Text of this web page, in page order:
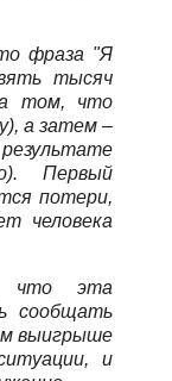
фраза "Я
тысяч
том, что
а затем –
Первый
потери,
человека
что эта
сообщать
выигрыше
и